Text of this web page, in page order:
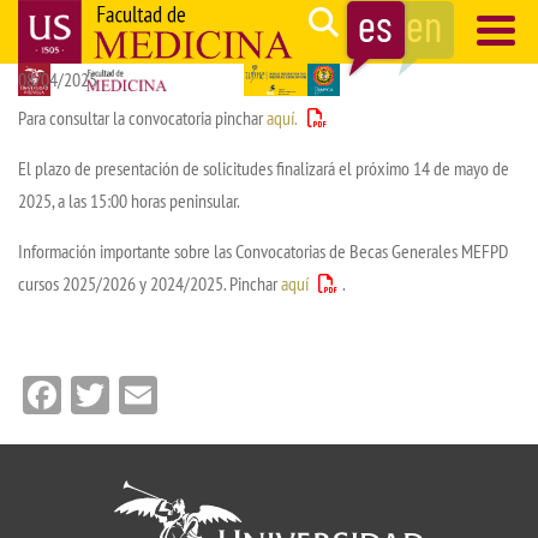
Pasar
contenido
principal
Search
Navegación
principal
08/04/2025
Para consultar la convocatoria pincharaquí.
El plazo de presentación de solicitudes finalizará el próximo 14 de mayo de
2025, a las 15:00 horas peninsular.
Información importante sobre las Convocatorias de Becas Generales MEFPD
cursos 2025/2026 y 2024/2025. Pincharaquí .
Facebook
Twitter